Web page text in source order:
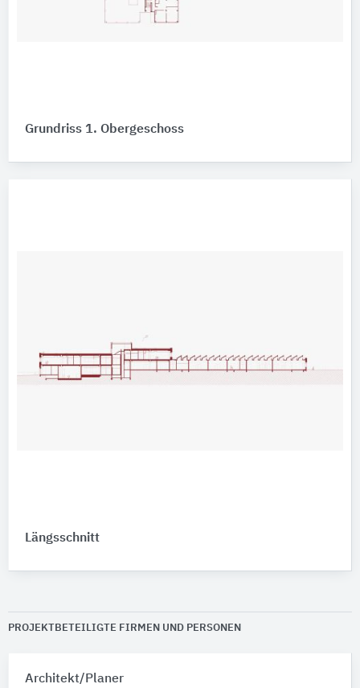
Grundriss 1. Obergeschoss
Längsschnitt
PROJEKTBETEILIGTE FIRMEN UND PERSONEN
Architekt/Planer